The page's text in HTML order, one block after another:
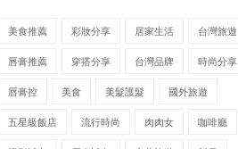
美食推薦 彩妝分享 居家生活 台灣旅遊
唇膏推薦 穿搭分享 台灣品牌 時尚分享
唇膏控 美食 美髮護髮 國外旅遊
五星級飯店 流行時尚 肉肉女 咖啡廳